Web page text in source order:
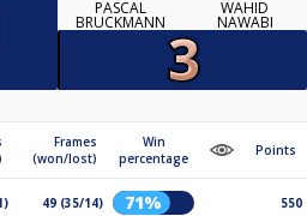
PASCAL
BRUCKMANN
WAHID
NAWABI
Frames
(won/lost)
Win
percentage
Points
49 (35/14) 71% 550